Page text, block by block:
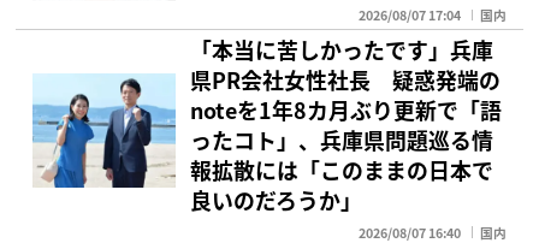
2026/08/07 17:04 国内
「本当に苦しかったです」兵庫
県PR会社女性社長 疑惑発端の
noteを1年8カ月ぶり更新で「語
ったコト」、兵庫県問題巡る情
報拡散には「このままの日本で
良いのだろうか」
2026/08/07 16:40 国内